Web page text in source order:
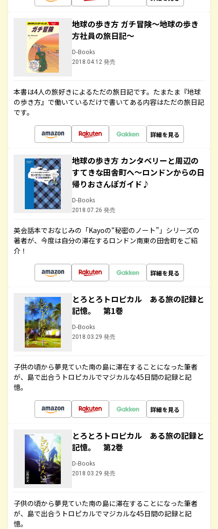
地球の歩き方 ガチ冒険～地球の歩き
方社員の旅日記～
D-Books
2018.04.12 発売
本書は4人の旅好きによるただの旅日記です。たまたま『地球
の歩き方』で働いているだけで書いてある内容はただの旅日記
です。
詳細を見る
地球の歩き方 カンタベリーと周辺の
すてきな田舎町へ～ロンドンからの日
帰りおさんぽガイド♪
D-Books
2018.07.26 発売
英会話本でおなじみの「Kayoの“秘密のノート”」シリーズの
著者が、今度は自分の滞在するロンドン南東の田舎町をご紹
介！
詳細を見る
とろとろトロピカル ある旅の記録と
記憶。 第1巻
D-Books
2018.03.29 発売
子供の頃から夢見ていた南の島に滞在することになった筆者
が、島で出合うトロピカルでマジカルな45日間の記録と記
憶。
詳細を見る
とろとろトロピカル ある旅の記録と
記憶。 第2巻
D-Books
2018.03.29 発売
子供の頃から夢見ていた南の島に滞在することになった筆者
が、島で出合うトロピカルでマジカルな45日間の記録と記
憶。